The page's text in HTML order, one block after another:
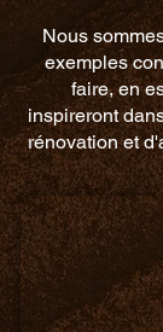
Nous
exemples
faire, en
inspireront
rénovation et